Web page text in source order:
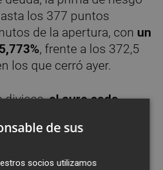
los 377 puntos
de la apertura, con un
, frente a los 372,5
los que cerró ayer.
divisas,el euro cede
al dólar
cambio entre las dos
en 1,3014 unidades.
de sus
socios utilizamos